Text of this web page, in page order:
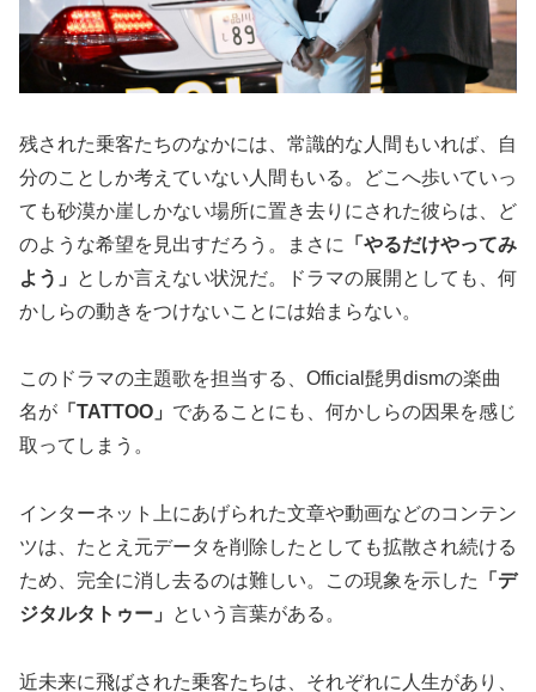
残された乗客たちのなかには、常識的な人間もいれば、自
分のことしか考えていない人間もいる。どこへ歩いていっ
ても砂漠か崖しかない場所に置き去りにされた彼らは、ど
のような希望を見出すだろう。まさに
「やるだけやってみ
よう」
としか言えない状況だ。ドラマの展開としても、何
かしらの動きをつけないことには始まらない。
このドラマの主題歌を担当する、Official髭男dismの楽曲
名が 「TATTOO」 であることにも、何かしらの因果を感じ
取ってしまう。
インターネット上にあげられた文章や動画などのコンテン
ツは、たとえ元データを削除したとしても拡散され続ける
ため、完全に消し去るのは難しい。この現象を示した
「デ
ジタルタトゥー」
という言葉がある。
近未来に飛ばされた乗客たちは、それぞれに人生があり、